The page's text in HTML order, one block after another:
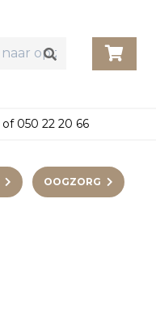
of 050 22 20 66
OOGZORG